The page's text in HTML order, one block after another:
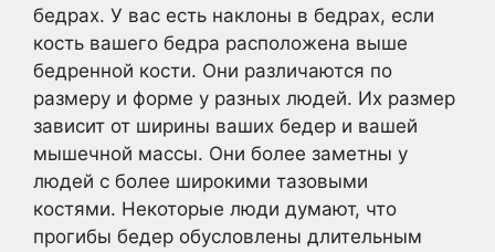
бедрах. У вас есть наклоны в бедрах, если
кость вашего бедра расположена выше
бедренной кости. Они различаются по
размеру и форме у разных людей. Их размер
зависит от ширины ваших бедер и вашей
мышечной массы. Они более заметны у
людей с более широкими тазовыми
костями. Некоторые люди думают, что
прогибы бедер обусловлены длительным